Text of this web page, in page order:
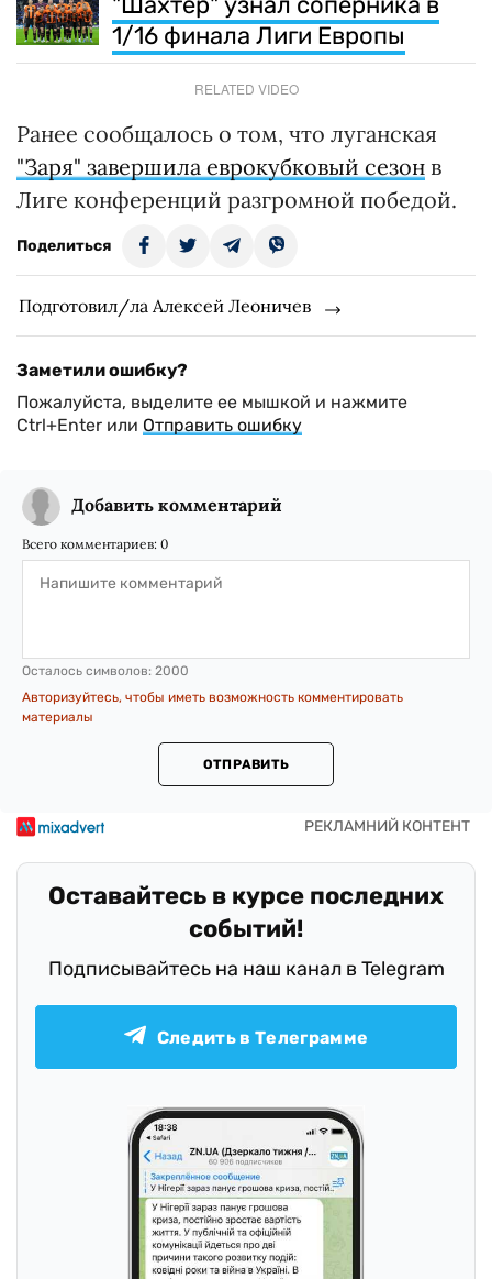
1/16 финала Лиги Европы
RELATED VIDEO
Ранее сообщалось о том, что луганская
"Заря" завершила еврокубковый сезон в
Лиге конференций разгромной победой.
Поделиться
Подготовил/ла Алексей Леоничев
Заметили ошибку?
Пожалуйста, выделите ее мышкой и нажмите
Ctrl+Enter или Отправить ошибку
Добавить комментарий
Всего комментариев: 0
Осталось символов: 2000
Авторизуйтесь, чтобы иметь возможность комментировать
материалы
ОТПРАВИТЬ
Оставайтесь в курсе последних
событий!
Подписывайтесь на наш канал в Telegram
Следить в Телеграмме